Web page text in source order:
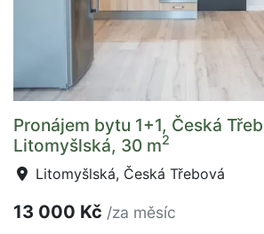
Pronájem bytu 1+1, Česká
Litomyšlská, 30 m2
Litomyšlská, Česká Třebová
13 000 Kč /za měsíc